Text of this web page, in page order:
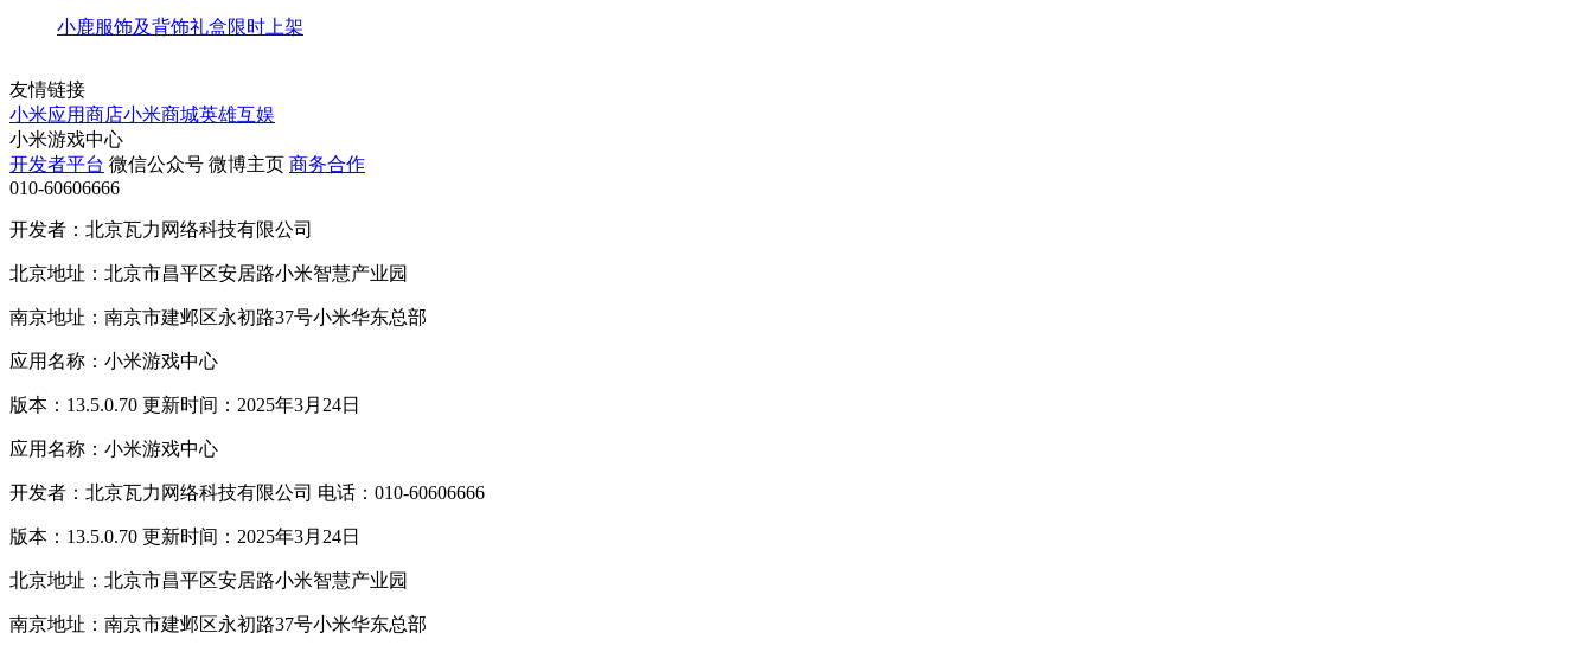
小鹿服饰及背饰礼盒限时上架
友情链接
小米应用商店小米商城英雄互娱
小米游戏中心
开发者平台 微信公众号 微博主页 商务合作
010-60606666
开发者：北京瓦力网络科技有限公司
北京地址：北京市昌平区安居路小米智慧产业园
南京地址：南京市建邺区永初路37号小米华东总部
应用名称：小米游戏中心
版本：13.5.0.70 更新时间：2025年3月24日
应用名称：小米游戏中心
开发者：北京瓦力网络科技有限公司 电话：010-60606666
版本：13.5.0.70 更新时间：2025年3月24日
北京地址：北京市昌平区安居路小米智慧产业园
南京地址：南京市建邺区永初路37号小米华东总部